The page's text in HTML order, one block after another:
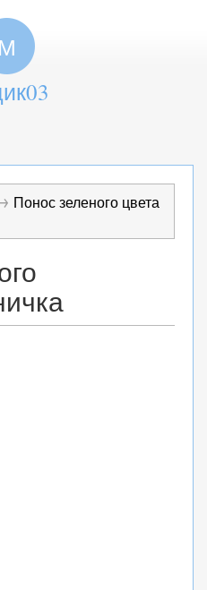
М
Понос зеленого цвета